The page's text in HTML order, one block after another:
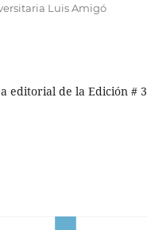
Luis Amigó
editorial de la Edición # 3